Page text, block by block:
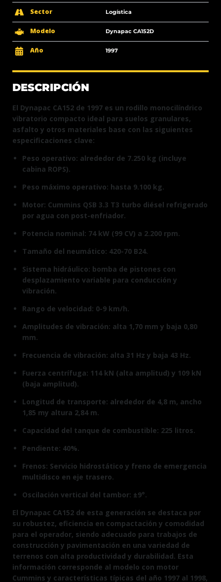
Sector Logística
Modelo Dynapac CA152D
Año 1997
DESCRIPCIÓN
El Dynapac CA152 de 1997 es un rodillo monocilíndrico
vibratorio compacto ideal para suelos granulares,
asfalto y otros materiales base con las siguientes
especificaciones clave:
Peso operativo: alrededor de 7.250 kg (incluye
cabina ROPS).
Peso máximo operativo: hasta 9.100 kg.
Motor: Cummins QSB 3.3 T3 turbo diésel refrigerado
por agua con post-enfriador.
Potencia nominal: 74 kW (99 CV) a 2.200 rpm.
Tamaño del neumático: 420-70 B24.
Sistema hidráulico: bomba de pistones con
desplazamiento variable para conducción y
vibración.
Rango de velocidad: 0-9 km/h.
Amplitudes de vibración: alta 1,70 mm y baja 0,80
mm.
Frecuencia de vibración: alta 31 Hz y baja 43 Hz.
Fuerza centrífuga: 114 kN (alta amplitud) y 109 kN
(baja amplitud).
Longitud de transporte: alrededor de 4,8 m, ancho
1,85 my altura 2,84 m.
Capacidad del tanque de combustible: 225 litros.
Pendiente: 40%.
Frenos: Servicio hidrostático y freno de emergencia
multidisco en eje trasero.
Oscilación vertical del tambor: ±9°.
El Dynapac CA152 de esta generación se destaca por
su robustez, eficiencia en compactación y comodidad
para el operador, siendo adecuado para trabajos de
construcción y pavimentación en una variedad de
terrenos con alta productividad y durabilidad. Esta
información corresponde al modelo con motor
Cummins y características típicas del año 1997 al 1998,